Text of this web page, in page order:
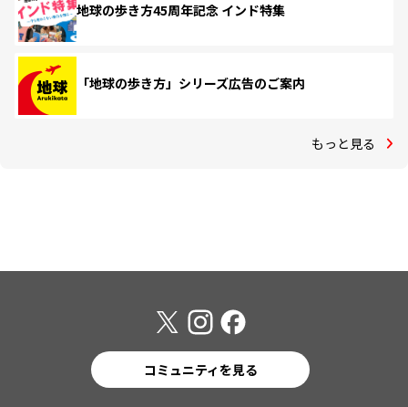
地球の歩き方45周年記念 インド特集
「地球の歩き方」シリーズ広告のご案内
もっと見る
コミュニティを見る